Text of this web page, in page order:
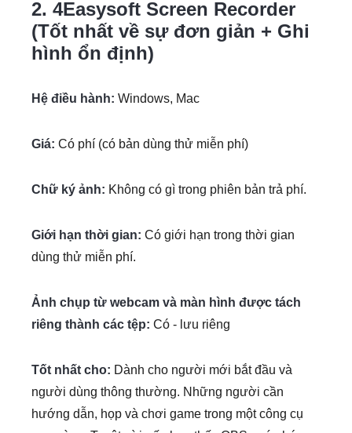
2. 4Easysoft Screen Recorder
(Tốt nhất về sự đơn giản + Ghi
hình ổn định)
Hệ điều hành: Windows, Mac
Giá: Có phí (có bản dùng thử miễn phí)
Chữ ký ảnh: Không có gì trong phiên bản trả phí.
Giới hạn thời gian: Có giới hạn trong thời gian
dùng thử miễn phí.
Ảnh chụp từ webcam và màn hình được tách
riêng thành các tệp: Có - lưu riêng
Tốt nhất cho: Dành cho người mới bắt đầu và
người dùng thông thường. Những người cần
hướng dẫn, họp và chơi game trong một công cụ